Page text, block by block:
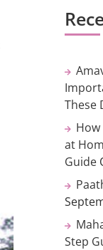
These
at
Guide
Step